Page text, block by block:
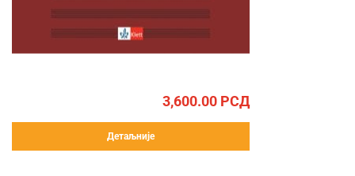
3,600.00 РСД
Детаљније